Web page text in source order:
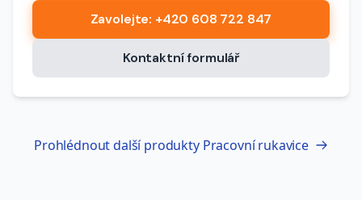
Zavolejte: +420 608 722 847
Kontaktní formulář
Prohlédnout další produkty Pracovní rukavice